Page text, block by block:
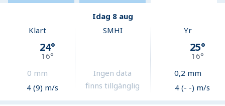
Idag 8 aug
Klart
24°
16°
0 mm
4 (9) m/s
SMHI
Ingen data
finns tillgänglig
Yr
25°
16°
0,2 mm
4 (- -) m/s